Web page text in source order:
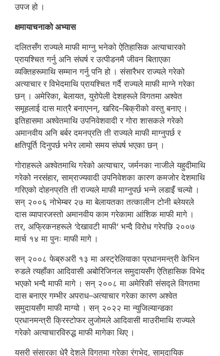
उपज हो ।
क्षमायाचनाको अभ्यास
दलितसँग राज्यले माफी माग्नु भनेको ऐतिहासिक अत्याचारको
प्रायश्चित गर्नु अनि संघर्ष र उत्पीडनमै जीवन बिताएका
व्यक्तिहरूमाथि सम्मान गर्नु पनि हो । संसारैभर राज्यले गरेको
अत्याचार र विभेदमाथि प्रायश्चित गर्दै राज्यले माफी माग्ने गरेका
छन् । अमेरिका, बेलायत, युरोपेली देशहरूले विगतमा अश्वेत
समूहलाई दास मात्रै बनाएनन्, खरिद–बिक्रीको वस्तु बनाए ।
इतिहासमा अश्वेतमाथि उपनिवेशवादी र गोरा शासकले गरेको
अमानवीय अनि बर्बर दमनप्रति ती राज्यले माफी माग्नुपर्छ र
क्षतिपूर्ति दिनुपर्छ भनेर लामो समय संघर्ष भएका छन् ।
गोराहरूले अश्वेतमाथि गरेको अत्याचार, जर्मनका नाजीले यहुदीमाथि
गरेको नरसंहार, साम्राज्यवादी उपनिवेशका कारण कमजोर देशमाथि
गरिएको दोहनप्रति ती राज्यले माफी माग्नुपर्छ भन्ने लडाइँ चल्यो ।
सन् २००६ नोभेम्बर २७ मा बेलायतका तत्कालीन टोनी ब्लेयरले
दास व्यापारजस्तो अमानवीय काम गरेकामा आंशिक माफी मागे ।
तर, अफ्रिकनहरूले ‘देखावटी माफी’ भन्दै विरोध गरेपछि २००७
मार्च १४ मा पुनः माफी मागे ।
सन् २००८ फेब्रुअरी १३ मा अस्ट्रेलियाका प्रधानमन्त्री केभिन
रुडले त्यहाँका आदिवासी अबोरिजिनल समुदायसँग ऐतिहासिक विभेद
भएको भन्दै माफी मागे । सन् २००८ मा अमेरिकी संसद्ले विगतमा
दास बनाएर गम्भीर अपराध–अत्याचार गरेका कारण अश्वेत
समुदायसँग माफी माग्यो । सन् २०२२ मा न्युजिल्यान्डका
प्रधानमन्त्री क्रिस्टोफर लुजोमले आदिवासी माउरीमाथि राज्यले
गरेको अत्याचारविरुद्ध माफी मागेका थिए ।
यसरी संसारका धेरै देशले विगतमा गरेका रंगभेद, सामुदायिक